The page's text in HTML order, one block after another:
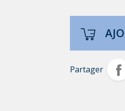
Partager